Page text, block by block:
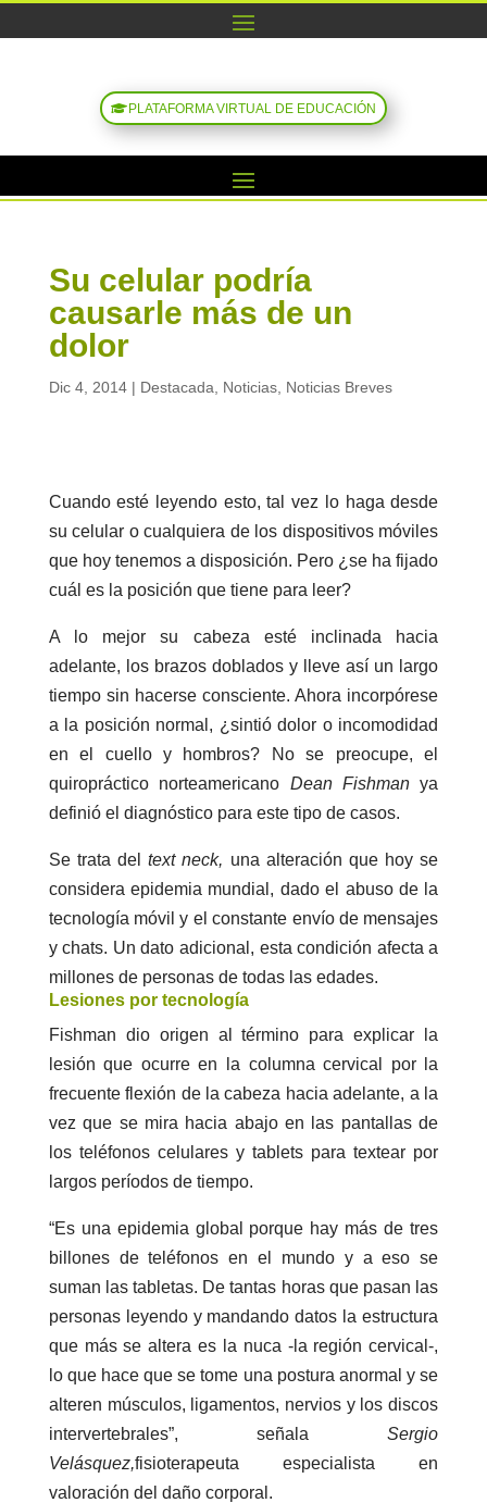
PLATAFORMA VIRTUAL DE EDUCACIÓN
Su celular podría
causarle más de un
dolor
Dic 4, 2014| Destacada Noticias, Noticias Breves
Cuando esté leyendo esto, tal vez lo haga desde
su celular o cualquiera de los dispositivos móviles
que hoy tenemos a disposición. Pero ¿se ha fijado
cuál es la posición que tiene para leer?
A lo mejor su cabeza esté inclinada hacia
adelante, los brazos doblados y lleve así un largo
tiempo sin hacerse consciente. Ahora incorpórese
a la posición normal, ¿sintió dolor o incomodidad
en el cuello y hombros? No se preocupe, el
quiropráctico norteamericano Dean Fishmanya
definió el diagnóstico para este tipo de casos.
Se trata deltext neck, una alteración que hoy se
considera epidemia mundial, dado el abuso de la
tecnología móvil y el constante envío de mensajes
y chats. Un dato adicional, esta condición afecta a
millones de personas de todas las edades.
Lesiones por tecnología
Fishman dio origen al término para explicar la
lesión que ocurre en la columna cervical por la
frecuente flexión de la cabeza hacia adelante, a la
vez que se mira hacia abajo en las pantallas de
los teléfonos celulares y tablets para textear por
largos períodos de tiempo.
“Es una epidemia global porque hay más de tres
billones de teléfonos en el mundo y a eso se
suman las tabletas. De tantas horas que pasan las
personas leyendo y mandando datos la estructura
que más se altera es la nuca -la región cervical-,
lo que hace que se tome una postura anormal y se
alteren músculos, ligamentos, nervios y los discos
intervertebrales”, señala Sergio
Velásquez,fisioterapeuta especialista en
valoración del daño corporal.